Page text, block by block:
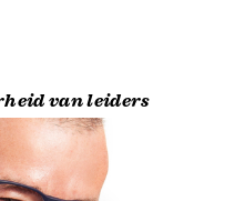
van leiders